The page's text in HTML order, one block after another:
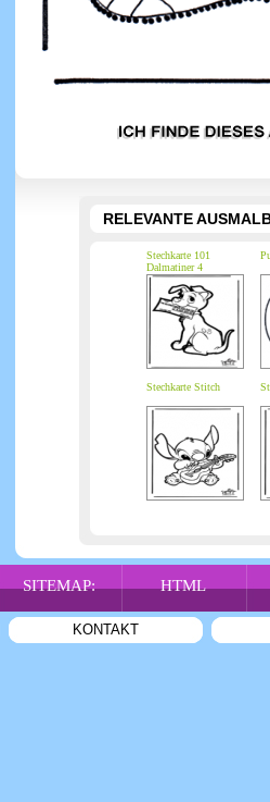
RELEVANTE
Stechkarte 101
Dalmatiner 4
Stechkarte Stitch
SITEMAP: HTML
KONTAKT